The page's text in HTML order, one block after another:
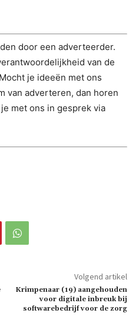
door een adverteerder.
van de
je ideeën met ons
van adverteren, dan horen
met ons in gesprek via
Volgend artikel
Krimpenaar (19) aangehouden
voor digitale inbreuk bij
softwarebedrijf voor de zorg